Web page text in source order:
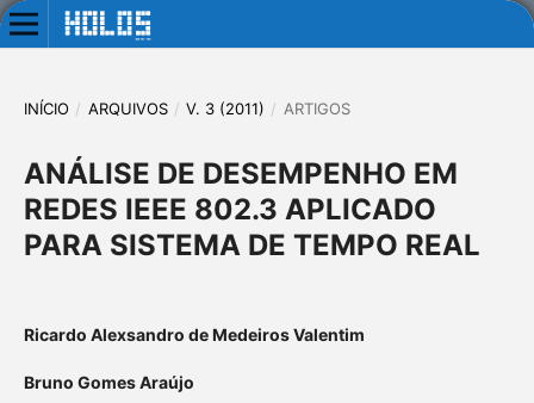
INÍCIO / ARQUIVOS / V. 3 (2011) / ARTIGOS
ANÁLISE DE DESEMPENHO EM
REDES IEEE 802.3 APLICADO
PARA SISTEMA DE TEMPO REAL
Ricardo Alexsandro de Medeiros Valentim
Bruno Gomes Araújo